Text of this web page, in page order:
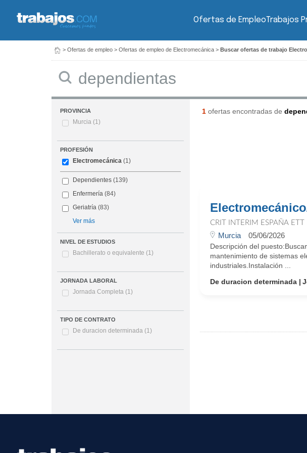
Ofertas de EmpleoTrabajos
> Ofertas de empleo > Ofertas de empleo de Electromecánica > Buscar ofertas de trabajo
PROVINCIA
Murcia (1)
PROFESIÓN
Electromecánica (1)
Dependientes (139)
Enfermería (84)
Geriatría (83)
Ver más
NIVEL DE ESTUDIOS
Bachillerato o equivalente (1)
JORNADA LABORAL
Jornada Completa (1)
TIPO DE CONTRATO
De duracion determinada (1)
1ofertas encontradas de
CRIT INTERIM ESPAÑA ETT
Murcia 05/06/2026
Descripción del
mantenimiento de sistemas
industriales.Instalación ...
De duracion determinada